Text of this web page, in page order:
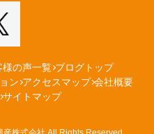
様の声一覧 ブログトップ
ン アクセスマップ 会社概要
サイトマップ